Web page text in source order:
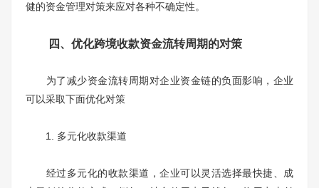
健的资金管理对策来应对各种不确定性。
四、优化跨境收款资金流转周期的对策
为了减少资金流转周期对企业资金链的负面影响，企业
可以采取下面优化对策
1. 多元化收款渠道
经过多元化的收款渠道，企业可以灵活选择最快捷、成